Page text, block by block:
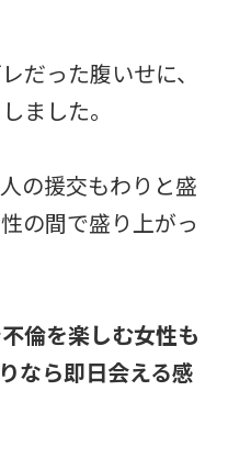
だった腹いせに、
ました。
の援交もわりと盛
の間で盛り上がっ
倫を楽しむ女性も
なら即日会える感